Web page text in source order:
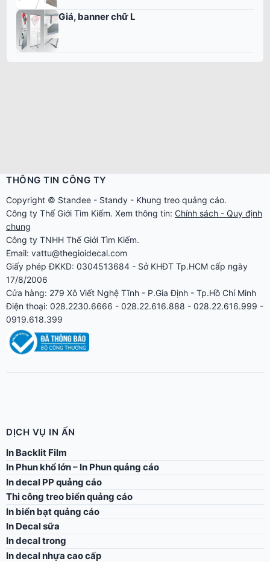
Giá, banner chữ L
THÔNG TIN CÔNG TY
Copyright © Standee - Standy - Khung treo quảng cáo.
Công ty Thế Giới Tìm Kiếm. Xem thông tin: Chính sách - Quy định
chung
Công ty TNHH Thế Giới Tìm Kiếm.
Email: vattu@thegioidecal.com
Giấy phép ĐKKD: 0304513684 - Sở KHĐT Tp.HCM cấp ngày
17/8/2006
Cửa hàng: 279 Xô Viết Nghệ Tĩnh - P.Gia Định - Tp.Hồ Chí Minh
Điện thoại: 028.2230.6666 - 028.22.616.888 - 028.22.616.999 -
0919.618.399
DỊCH VỤ IN ẤN
In Backlit Film
In Phun khổ lớn – In Phun quảng cáo
In decal PP quảng cáo
Thi công treo biển quảng cáo
In biển bạt quảng cáo
In Decal sữa
In decal trong
In decal nhựa cao cấp